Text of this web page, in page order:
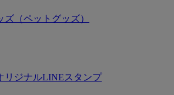
（ペットグッズ）
リジナルLINEスタンプ